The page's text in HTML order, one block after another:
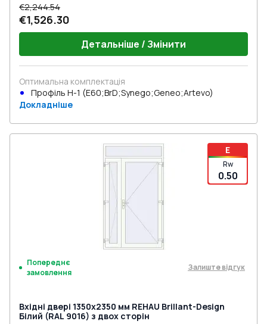
€2,244.54
€1,526.30
Детальніше / Змінити
Оптимальна комплектація
Профіль Н-1 (E60;BrD;Synego;Geneo;Artevo)
Докладніше
E
Rw
0.50
Попереднє
замовлення
Залиште відгук
Вхідні двері 1350x2350 мм REHAU Brillant-Design
Білий (RAL 9016) з двох сторін